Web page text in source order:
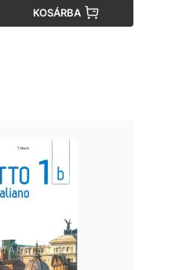
KOSÁRBA